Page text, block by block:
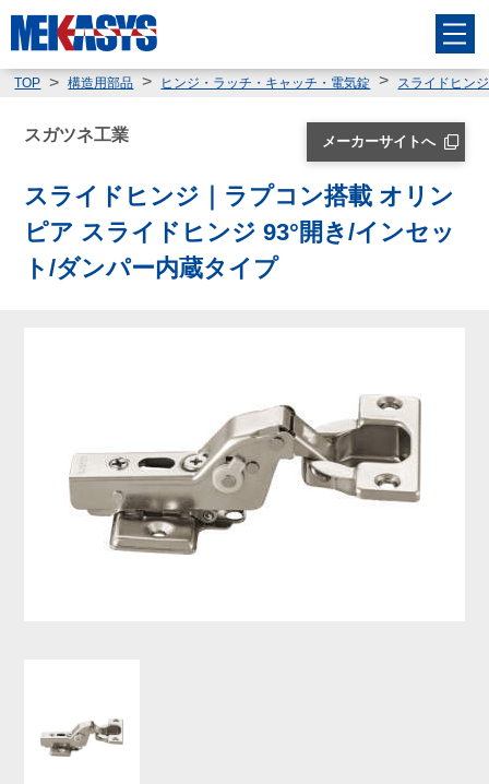
TOP 構造用部品 ヒンジ・ラッチ・キャッチ・電気錠 スライドヒンジ
スガツネ工業 メーカーサイトへ
スライドヒンジ｜ラプコン搭載 オリン
ピア スライドヒンジ 93°開き/インセッ
ト/ダンパー内蔵タイプ